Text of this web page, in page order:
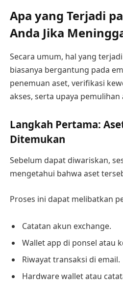
Apa yang Terjadi
Anda Jika
Secara umum, hal yang
biasanya bergantung pada
penemuan aset, verifikasi
akses, serta upaya pemulihan
Langkah Pertama:
Ditemukan
Sebelum dapat diwariskan,
mengetahui bahwa aset
Proses ini dapat melibatkan
Catatan akun exchange.
Wallet app di ponsel atau
Riwayat transaksi di email.
Hardware wallet atau